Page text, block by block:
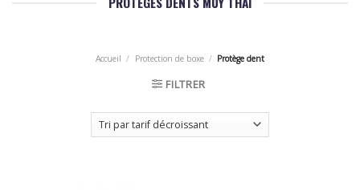
Accueil / Protection de boxe / Protège dent
FILTRER